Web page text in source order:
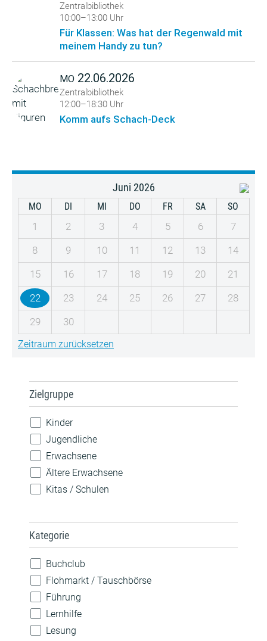
Zentralbibliothek
10:00–13:00 Uhr
Für Klassen: Was hat der Regenwald mit
meinem Handy zu tun?
MO 22.06.2026
Zentralbibliothek
12:00–18:30 Uhr
Komm aufs Schach-Deck
Juni 2026
MO DI MI DO FR SA SO
1 2 3 4 5 6
7
8
9 10 11 12 13
14
15
16 17 18 19 20
21
22
23 24 25 26 27
28
29
30
Zeitraum zurücksetzen
Zielgruppe
Kinder
Jugendliche
Erwachsene
Ältere Erwachsene
Kitas / Schulen
Kategorie
Buchclub
Flohmarkt / Tauschbörse
Führung
Lernhilfe
Lesung